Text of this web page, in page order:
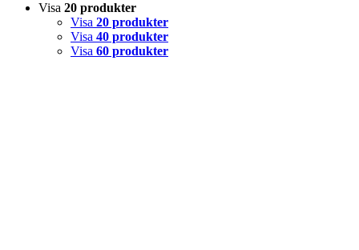
Visa 20 produkter
Visa 20 produkter
Visa 40 produkter
Visa 60 produkter